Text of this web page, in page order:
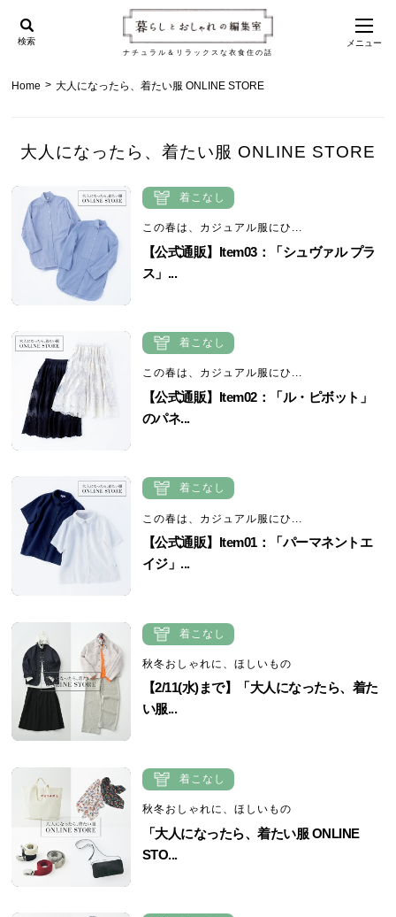
ナチュラル＆リラックスな衣食住の話
検索 メニュー
Home > 大人になったら、着たい服 ONLINE STORE
大人になったら、着たい服 ONLINE STORE
着こなし
この春は、カジュアル服にひ...
【公式通販】Item03：「シュヴァル プラ
ス」...
着こなし
この春は、カジュアル服にひ...
【公式通販】Item02：「ル・ピボット」
のパネ...
着こなし
この春は、カジュアル服にひ...
【公式通販】Item01：「パーマネントエ
イジ」...
着こなし
秋冬おしゃれに、ほしいもの
【2/11(水)まで】「大人になったら、着た
い服...
着こなし
秋冬おしゃれに、ほしいもの
「大人になったら、着たい服 ONLINE
STO...